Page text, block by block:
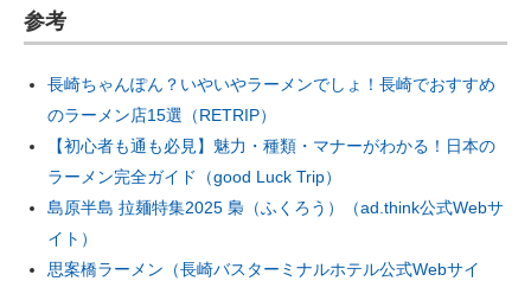
参考
長崎ちゃんぽん？いやいやラーメンでしょ！長崎でおすすめ
のラーメン店15選（RETRIP）
【初心者も通も必見】魅力・種類・マナーがわかる！日本の
ラーメン完全ガイド（good Luck Trip）
島原半島 拉麺特集2025 梟（ふくろう）（ad.think公式Webサ
イト）
思案橋ラーメン（長崎バスターミナルホテル公式Webサイ